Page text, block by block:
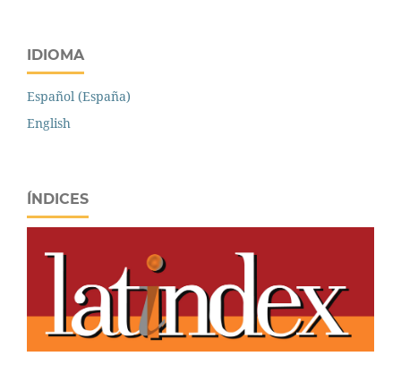
IDIOMA
Español (España)
English
ÍNDICES